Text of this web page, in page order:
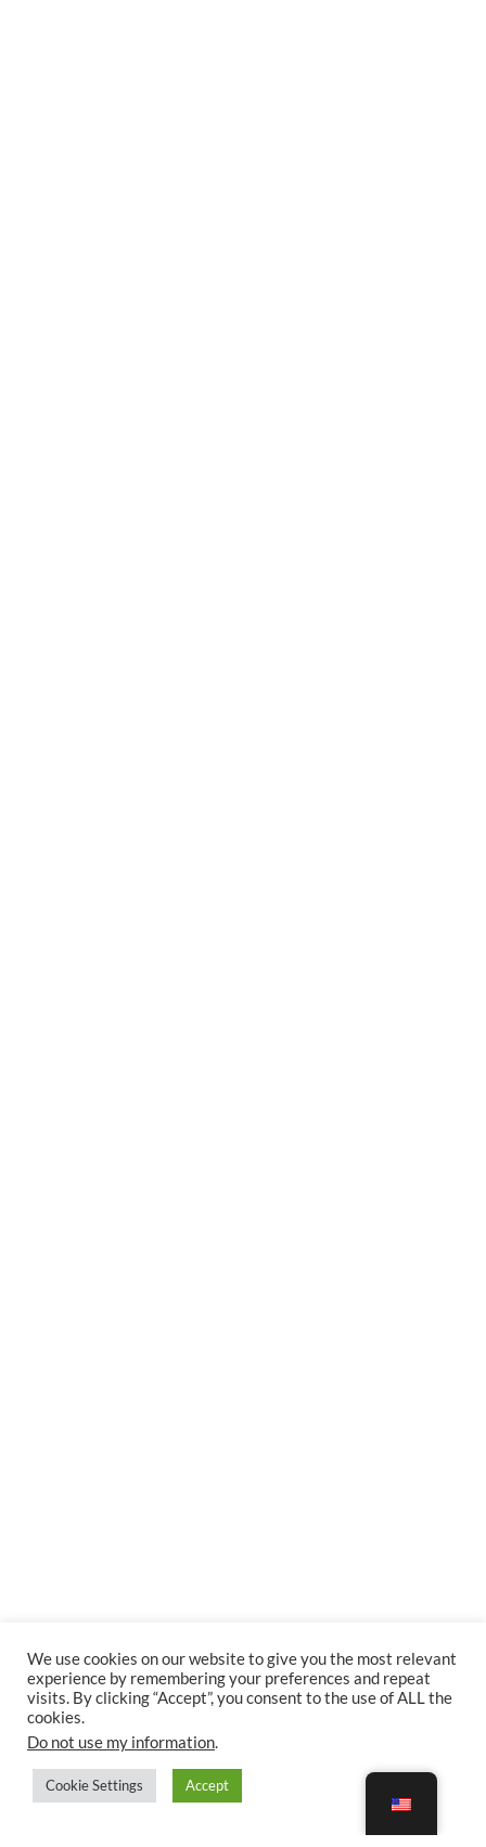
We use cookies on our website to give you the most relevant
experience by remembering your preferences and repeat
visits. By clicking “Accept”, you consent to the use of ALL the
cookies.
Do not use my information.
Cookie Settings Accept